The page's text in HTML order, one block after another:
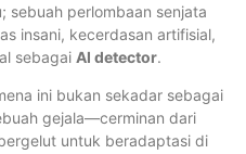
sebuah perlombaan senjata
insani, kecerdasan artifisial,
sebagai AI detector.
ini bukan sekadar sebagai
gejala—cerminan dari
untuk beradaptasi di